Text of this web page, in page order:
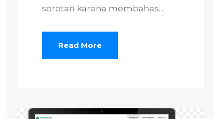
sorotan karena membahas...
Read More